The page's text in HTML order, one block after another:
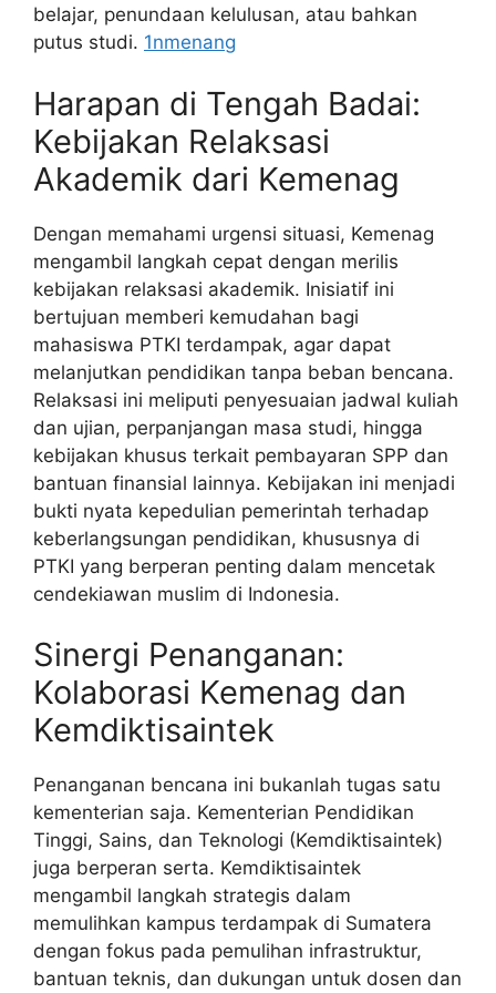
belajar, penundaan kelulusan, atau bahkan
putus studi. 1nmenang
Harapan di Tengah Badai:
Kebijakan Relaksasi
Akademik dari Kemenag
Dengan memahami urgensi situasi, Kemenag
mengambil langkah cepat dengan merilis
kebijakan relaksasi akademik. Inisiatif ini
bertujuan memberi kemudahan bagi
mahasiswa PTKI terdampak, agar dapat
melanjutkan pendidikan tanpa beban bencana.
Relaksasi ini meliputi penyesuaian jadwal kuliah
dan ujian, perpanjangan masa studi, hingga
kebijakan khusus terkait pembayaran SPP dan
bantuan finansial lainnya. Kebijakan ini menjadi
bukti nyata kepedulian pemerintah terhadap
keberlangsungan pendidikan, khususnya di
PTKI yang berperan penting dalam mencetak
cendekiawan muslim di Indonesia.
Sinergi Penanganan:
Kolaborasi Kemenag dan
Kemdiktisaintek
Penanganan bencana ini bukanlah tugas satu
kementerian saja. Kementerian Pendidikan
Tinggi, Sains, dan Teknologi (Kemdiktisaintek)
juga berperan serta. Kemdiktisaintek
mengambil langkah strategis dalam
memulihkan kampus terdampak di Sumatera
dengan fokus pada pemulihan infrastruktur,
bantuan teknis, dan dukungan untuk dosen dan